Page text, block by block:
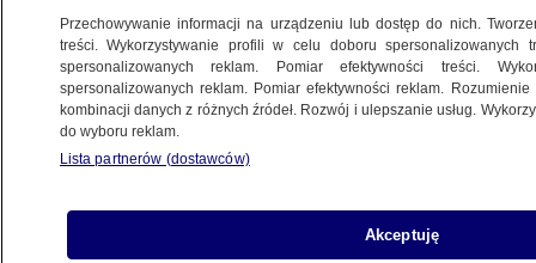
14.12.2012, 21:41
Udostępnij
dzieciaki od 5 do 10 lat - powiedział Barack
Obama podczas krótkiego wystąpienia po
Przechowywanie informacji na urządzeniu lub dostęp do nich.
treści. Wykorzystywanie profili w celu doboru spersonalizowanych
spersonalizowanych reklam. Pomiar efektywności treści.
spersonalizowanych reklam. Pomiar efektywności reklam.
kombinacji danych z różnych źródeł. Rozwój i ulepszanie usług.
do wyboru reklam.
Lista partnerów (dostawców)
Akceptuję